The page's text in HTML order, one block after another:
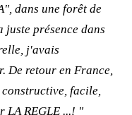
dans une forêt de
juste présence dans
j'avais
De retour en France,
facile,
LA REGLE ...! "